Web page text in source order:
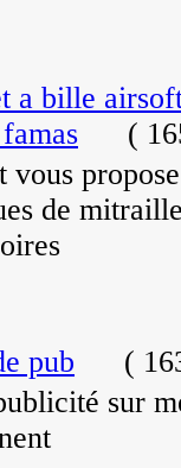
a bille
(
de
pub (
sur